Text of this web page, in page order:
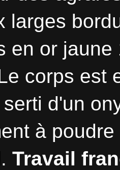
larges
en or
corps est
d'un
à
Travail